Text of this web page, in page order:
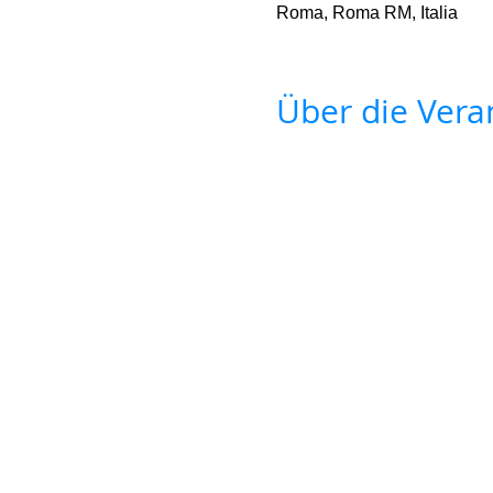
Roma, Roma RM, Italia
Über die